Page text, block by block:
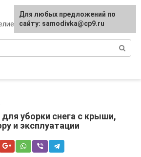
для дома и участка
уборки снега с крыши,
и эксплуатации
Для любых предложений по
сайту: samodivka@cp9.ru